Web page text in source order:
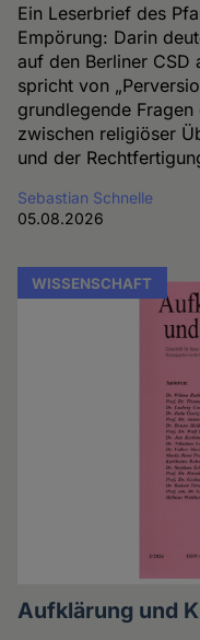
Ein Leserbrief des
Empörung: Darin
auf den Berliner CSD
spricht von
grundlegende
zwischen religiöser
und der
Sebastian Schnelle
05.08.2026
WISSENSCHAFT
Aufklärung und